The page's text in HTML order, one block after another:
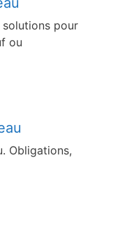
solutions pour
ou
Obligations,